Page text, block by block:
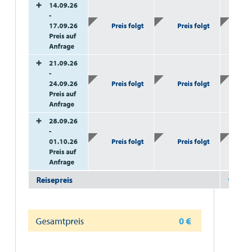
Reisepreis
14.09.26
-
17.09.26
Preis auf
Anfrage
Preis folgt Preis folgt
21.09.26
-
24.09.26
Preis auf
Anfrage
Preis folgt Preis folgt
28.09.26
-
01.10.26
Preis auf
Anfrage
Preis folgt Preis folgt
Gesamtpreis 0€